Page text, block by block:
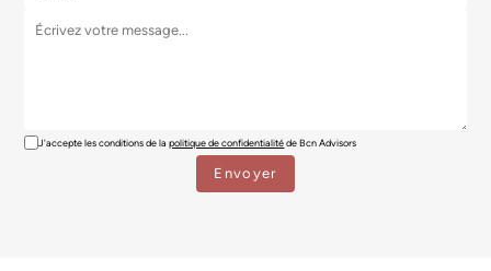
J'accepte les conditions de lapolitique de confidentialitéde Bcn Advisors